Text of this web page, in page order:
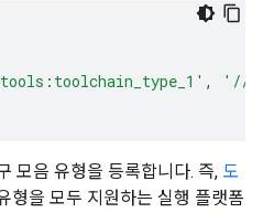
,
'//
모음 유형을 등록합니다. 즉, 도
형을 모두 지원하는 실행 플랫폼